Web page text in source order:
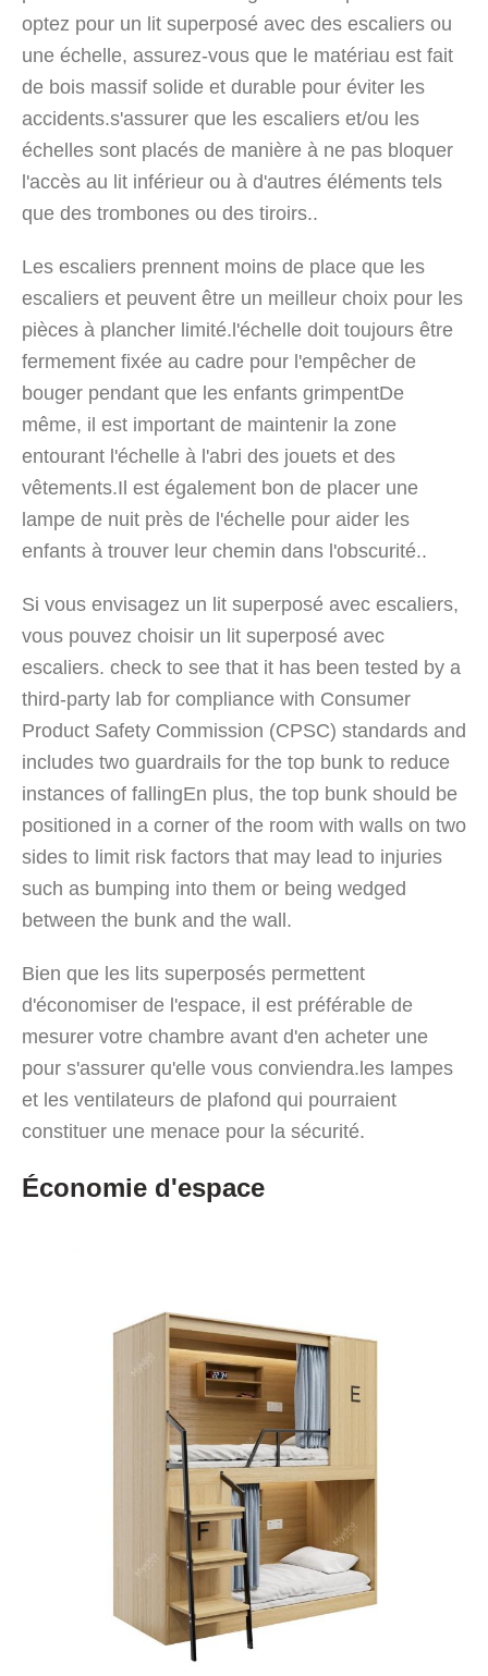
optez pour un lit superposé avec des escaliers ou
une échelle, assurez-vous que le matériau est fait
de bois massif solide et durable pour éviter les
accidents.s'assurer que les escaliers et/ou les
échelles sont placés de manière à ne pas bloquer
l'accès au lit inférieur ou à d'autres éléments tels
que des trombones ou des tiroirs..
Les escaliers prennent moins de place que les
escaliers et peuvent être un meilleur choix pour les
pièces à plancher limité.l'échelle doit toujours être
fermement fixée au cadre pour l'empêcher de
bouger pendant que les enfants grimpentDe
même, il est important de maintenir la zone
entourant l'échelle à l'abri des jouets et des
vêtements.Il est également bon de placer une
lampe de nuit près de l'échelle pour aider les
enfants à trouver leur chemin dans l'obscurité..
Si vous envisagez un lit superposé avec escaliers,
vous pouvez choisir un lit superposé avec
escaliers. check to see that it has been tested by a
third-party lab for compliance with Consumer
Product Safety Commission (CPSC) standards and
includes two guardrails for the top bunk to reduce
instances of fallingEn plus, the top bunk should be
positioned in a corner of the room with walls on two
sides to limit risk factors that may lead to injuries
such as bumping into them or being wedged
between the bunk and the wall.
Bien que les lits superposés permettent
d'économiser de l'espace, il est préférable de
mesurer votre chambre avant d'en acheter une
pour s'assurer qu'elle vous conviendra.les lampes
et les ventilateurs de plafond qui pourraient
constituer une menace pour la sécurité.
Économie d'espace